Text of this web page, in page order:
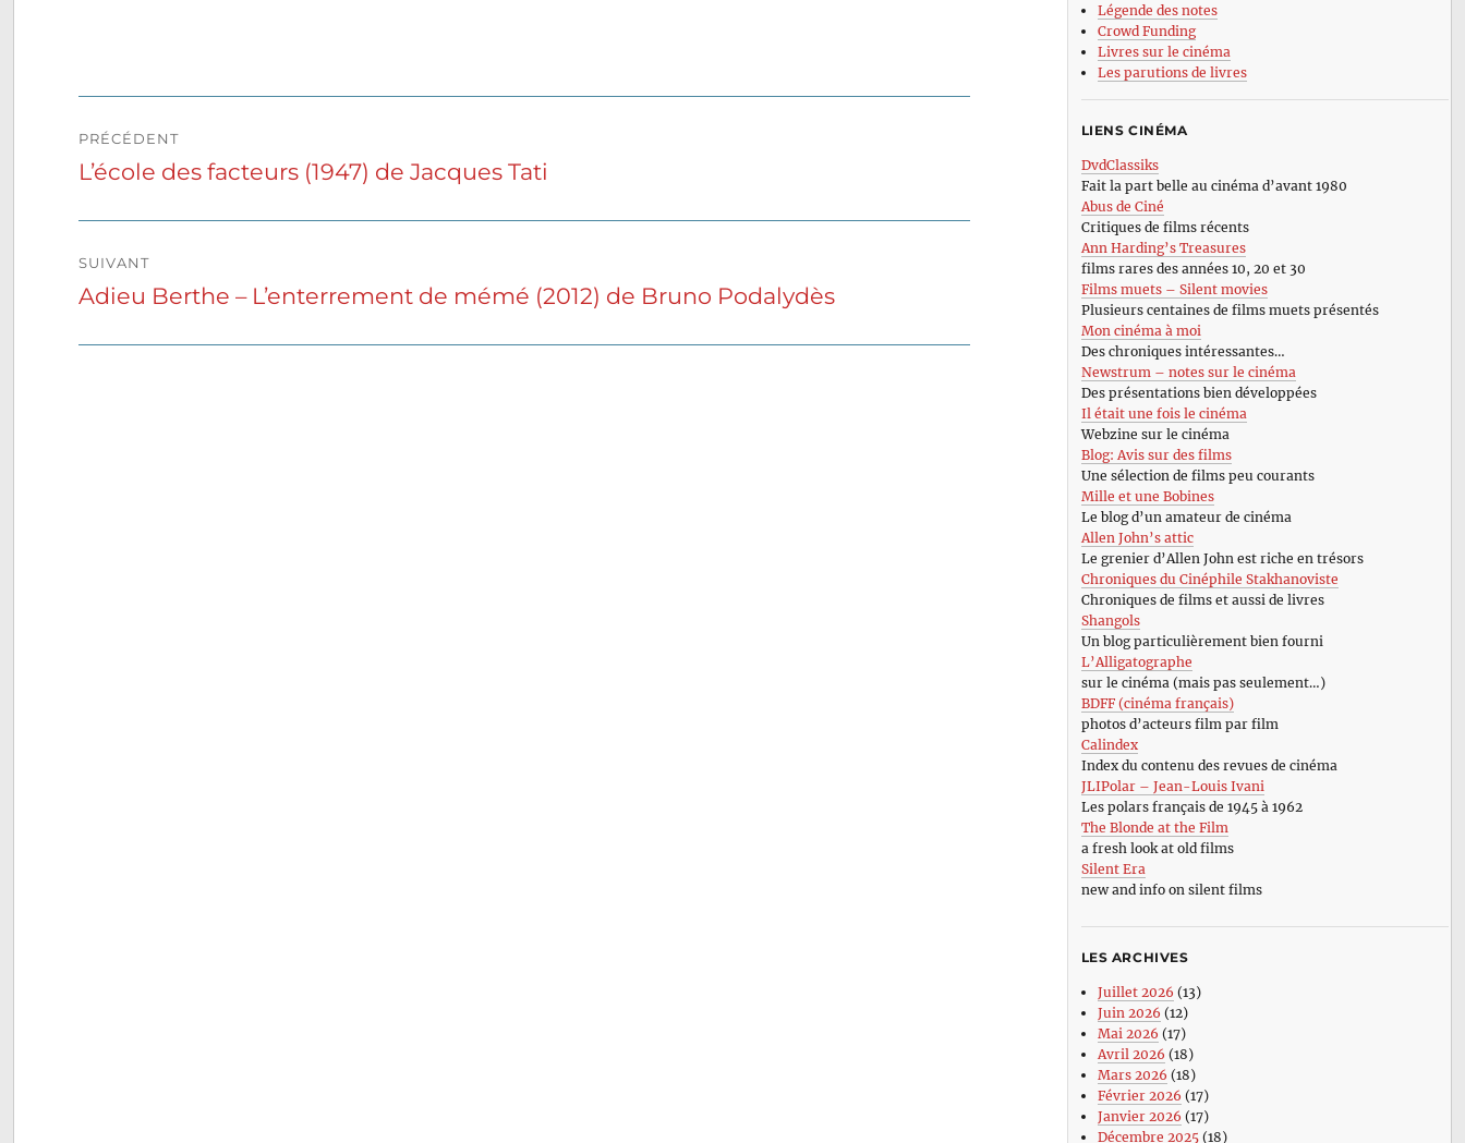
de
PRÉCÉDENT
Publication
L’école des facteurs (1947) de Jacques Tati
SUIVANT
Publication
Adieu Berthe – L’enterrement de mémé (2012) de Bruno Podalydès
Légende des notes
Crowd Funding
Livres sur le cinéma
Les parutions de livres
LIENS CINÉMA
DvdClassiks
Fait la part belle au cinéma d’avant 1980
Abus de Ciné
Critiques de films récents
Ann Harding’s Treasures
films rares des années 10, 20 et 30
Films muets – Silent movies
Plusieurs centaines de films muets présentés
Mon cinéma à moi
Des chroniques intéressantes…
Newstrum – notes sur le cinéma
Des présentations bien développées
Il était une fois le cinéma
Webzine sur le cinéma
Blog: Avis sur des films
Une sélection de films peu courants
Mille et une Bobines
Le blog d’un amateur de cinéma
Allen John’s attic
Le grenier d’Allen John est riche en trésors
Chroniques du Cinéphile Stakhanoviste
Chroniques de films et aussi de livres
Shangols
Un blog particulièrement bien fourni
L’Alligatographe
sur le cinéma (mais pas seulement…)
BDFF (cinéma français)
photos d’acteurs film par film
Calindex
Index du contenu des revues de cinéma
JLIPolar – Jean-Louis Ivani
Les polars français de 1945 à 1962
The Blonde at the Film
a fresh look at old films
Silent Era
new and info on silent films
LES ARCHIVES
Juillet 2026 (13)
Juin 2026 (12)
Mai 2026 (17)
Avril 2026 (18)
Mars 2026 (18)
Février 2026 (17)
Janvier 2026 (17)
Décembre 2025(18)